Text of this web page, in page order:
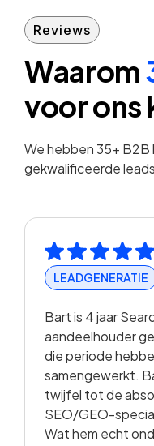
Reviews
Waarom
voor ons
We hebben 35+
gekwalificeerde
LEADGENERATIE
Bart is 4 jaar
aandeelhouder
die periode
samengewerkt.
twijfel tot de
SEO/GEO-
Wat hem echt